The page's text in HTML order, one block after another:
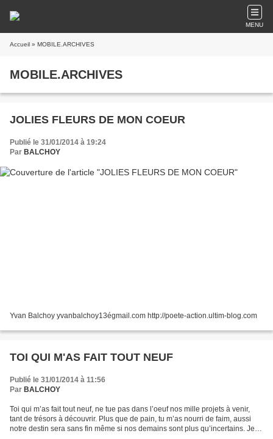
MENU
Accueil » MOBILE.ARCHIVES
MOBILE.ARCHIVES
JOLIES FLEURS DE MON COEUR
Publié le 31/01/2014 à 19:24
Par BALCHOY
Yvan Balchoy yvanbalchoy13égmail.com http://poete-action.ultim-blog.com
TOI QUI M'AS FAIT TOUT NEUF
Publié le 31/01/2014 à 11:56
Par BALCHOY
Toi qui m’as fait tout neuf, ne tue pas dans l’oeuf nos mille projets à venir,
tant de trésors à découvrir. Plus que de pain, tu m’as nourri de faim, aussi
notre destin sera sans fin même si nos demains sont plus qu’incertains. Je